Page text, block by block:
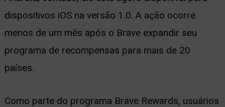
dispositivos iOS na versão 1.0. A ação ocorre
menos de um mês após o Brave expandir seu
programa de recompensas para mais de 20
países.
Como parte do programa Brave Rewards, usuários